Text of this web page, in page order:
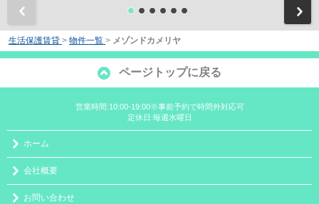
生活保護賃貸 > 物件一覧 > メゾンドカメリヤ
ページトップに戻る
営業時間:10:00-19:00※事前予約で時間外対応可
定休日:毎週水曜日
ホーム
会社概要
お問い合わせ